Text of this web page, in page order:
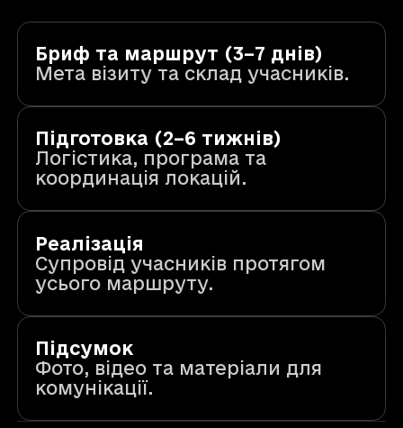
Бриф та маршрут (3–7 днів)
Мета візиту та склад учасників.
Підготовка (2–6 тижнів)
Логістика, програма та
координація локацій.
Реалізація
Супровід учасників протягом
усього маршруту.
Підсумок
Фото, відео та матеріали для
комунікації.